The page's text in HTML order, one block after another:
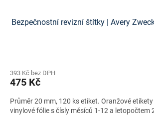
Bezpečnostní revizní štítky | Avery
393 Kč bez DPH
475 Kč
Průměr 20 mm, 120 ks etiket. Oranžové
vinylové fólie s čísly měsíců 1-12 a letopočtem